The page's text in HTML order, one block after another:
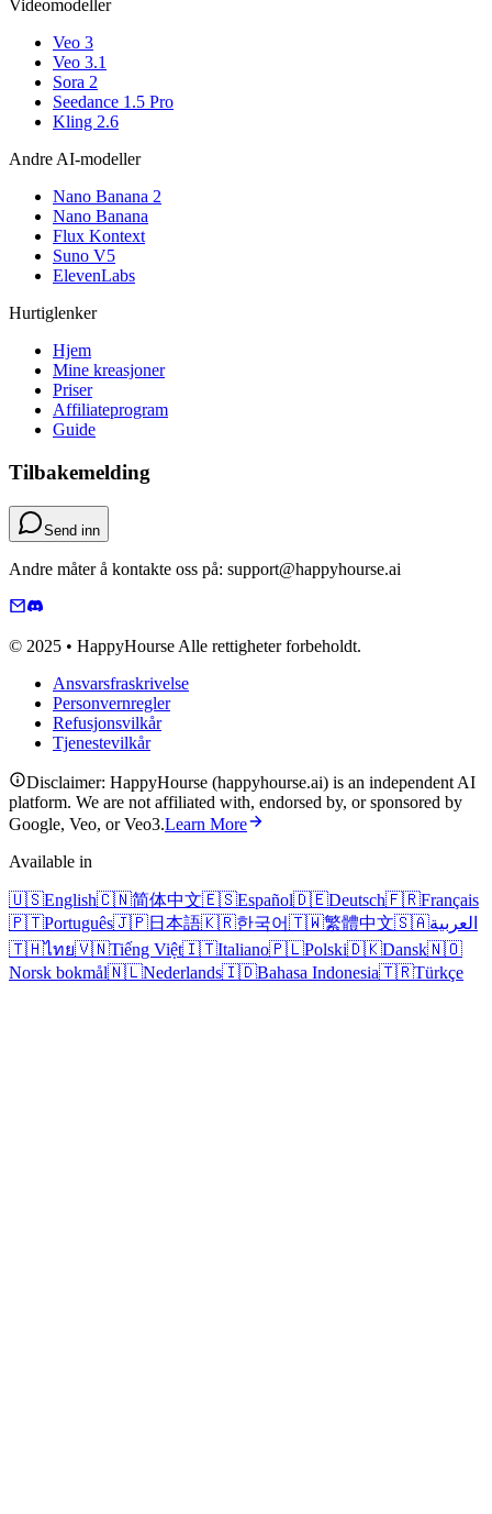
Videomodeller
Veo 3
Veo 3.1
Sora 2
Seedance 1.5 Pro
Kling 2.6
Andre AI-modeller
Nano Banana 2
Nano Banana
Flux Kontext
Suno V5
ElevenLabs
Hurtiglenker
Hjem
Mine kreasjoner
Priser
Affiliateprogram
Guide
Tilbakemelding
Send inn
Andre måter å kontakte oss på: support@happyhourse.ai
© 2025 • HappyHourse Alle rettigheter forbeholdt.
Ansvarsfraskrivelse
Personvernregler
Refusjonsvilkår
Tjenestevilkår
Disclaimer: HappyHourse (happyhourse.ai) is an independent AI
platform. We are not affiliated with, endorsed by, or sponsored by
Google, Veo, or Veo3.Learn More
Available in
🇺🇸English🇨🇳简体中文🇪🇸Español🇩🇪Deutsch🇫🇷Français
🇵🇹Português🇯🇵日本語🇰🇷한국어🇹🇼繁體中文🇸🇦العربية
🇹🇭ไทย🇻🇳Tiếng Việt🇮🇹Italiano🇵🇱Polski🇩🇰Dansk🇳🇴
Norsk bokmål🇳🇱Nederlands🇮🇩Bahasa Indonesia🇹🇷Türkçe